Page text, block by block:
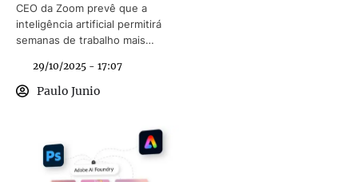
CEO da Zoom prevê que a
inteligência artificial permitirá
semanas de trabalho mais
29/10/2025 - 17:07
Paulo Junio